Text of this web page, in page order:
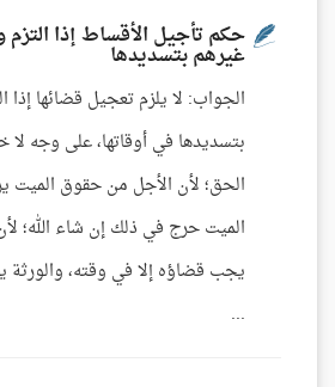
حكم تأجيل الأقساط إذا التزم
غيرهم بتسديدها
الجواب: لا يلزم تعجيل قضائها إذا
بتسديدها في أوقاتها، على وجه
الحق؛ لأن الأجل من حقوق الميت
الميت حرج في ذلك إن شاء الله؛
يجب قضاؤه إلا في وقته، والورثة
...